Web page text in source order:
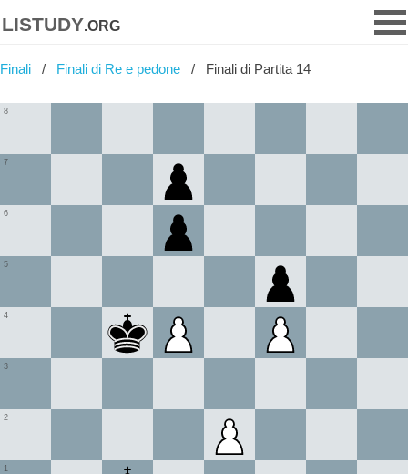
listudy.org
Finali Finali di Re e pedone Finali di Partita 14
1
2
3
4
5
6
7
8